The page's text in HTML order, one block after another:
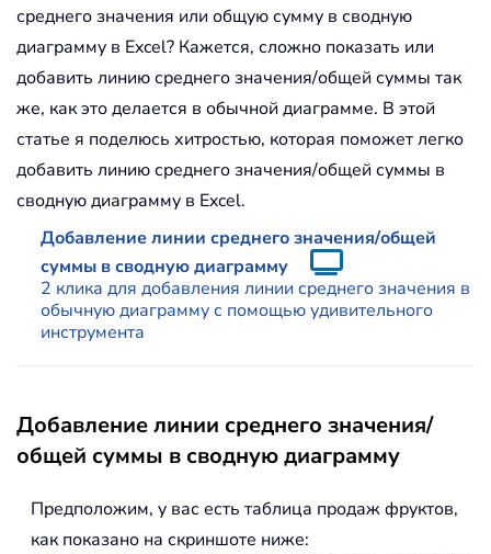
среднего значения или общую сумму в сводную
диаграмму в Excel? Кажется, сложно показать или
добавить линию среднего значения/общей суммы так
же, как это делается в обычной диаграмме. В этой
статье я поделюсь хитростью, которая поможет легко
добавить линию среднего значения/общей суммы в
сводную диаграмму в Excel.
Добавление линии среднего значения/общей
суммы в сводную диаграмму
2 клика для добавления линии среднего значения в
обычную диаграмму с помощью удивительного
инструмента
Добавление линии среднего значения/
общей суммы в сводную диаграмму
Предположим, у вас есть таблица продаж фруктов,
как показано на скриншоте ниже: